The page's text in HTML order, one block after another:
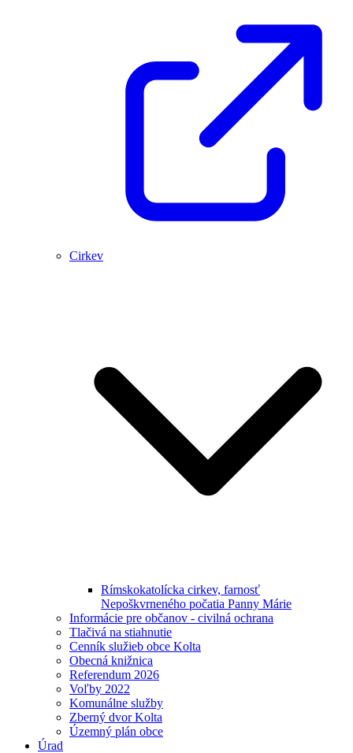
Cirkev
Rímskokatolícka cirkev, farnosť
Nepoškvrneného počatia Panny Márie
Informácie pre občanov - civilná ochrana
Tlačivá na stiahnutie
Cenník služieb obce Kolta
Obecná knižnica
Referendum 2026
Voľby 2022
Komunálne služby
Zberný dvor Kolta
Územný plán obce
Úrad